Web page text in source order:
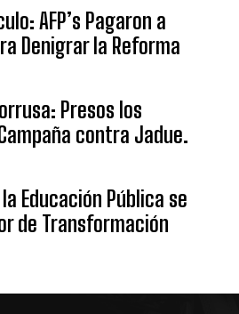
AFP’s Pagaron a
Denigrar la Reforma
Presos los
contra Jadue.
Educación Pública se
de Transformación